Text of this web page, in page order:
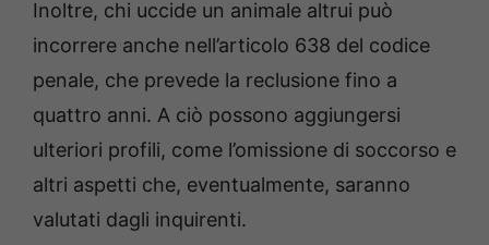
Inoltre, chi uccide un animale altrui può
incorrere anche nell’articolo 638 del codice
penale, che prevede la reclusione fino a
quattro anni. A ciò possono aggiungersi
ulteriori profili, come l’omissione di soccorso e
altri aspetti che, eventualmente, saranno
valutati dagli inquirenti.